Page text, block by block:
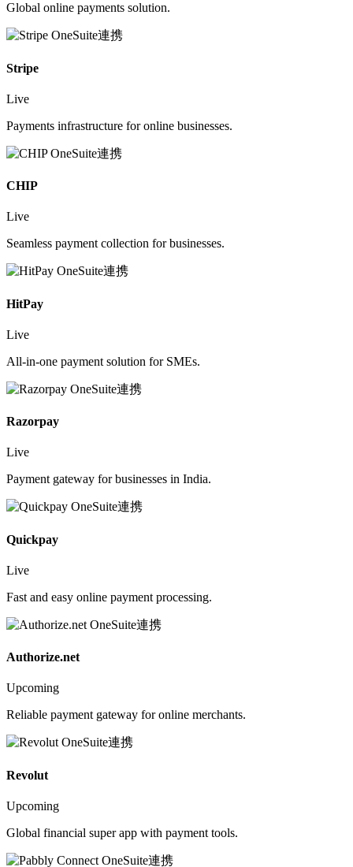
Global online payments solution.
Stripe
Live
Payments infrastructure for online businesses.
CHIP
Live
Seamless payment collection for businesses.
HitPay
Live
All-in-one payment solution for SMEs.
Razorpay
Live
Payment gateway for businesses in India.
Quickpay
Live
Fast and easy online payment processing.
Authorize.net
Upcoming
Reliable payment gateway for online merchants.
Revolut
Upcoming
Global financial super app with payment tools.